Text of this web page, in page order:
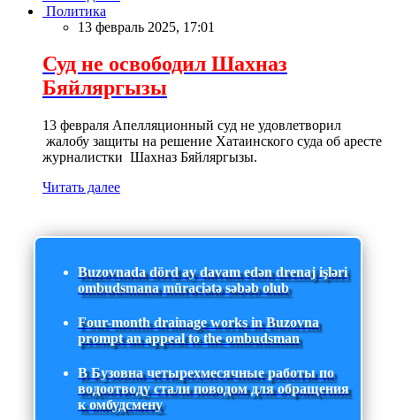
Политика
13 февраль 2025, 17:01
Суд не освободил Шахназ
Бяйляргызы
13 февраля Апелляционный суд не удовлетворил
жалобу защиты на решение Хатаинского суда об аресте
журналистки Шахназ Бяйляргызы.
Читать далее
Buzovnada dörd ay davam edən drenaj işləri
ombudsmana müraciətə səbəb olub
Four-month drainage works in Buzovna
prompt an appeal to the ombudsman
В Бузовна четырехмесячные работы по
водоотводу стали поводом для обращения
к омбудсмену